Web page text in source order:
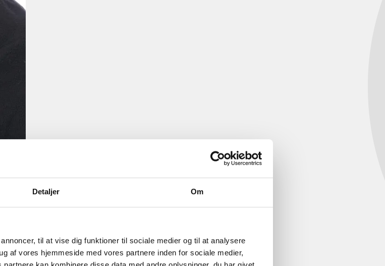
Detaljer Om
til at vise dig funktioner til sociale medier og til at analysere
af vores hjemmeside med vores partnere inden for sociale medier,